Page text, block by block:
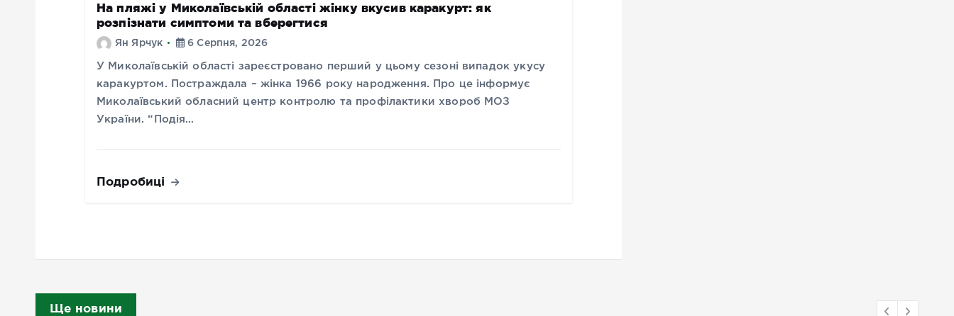
На пляжі у Миколаївській області жінку вкусив каракурт: як
розпізнати симптоми та вберегтися
Ян Ярчук 6 Серпня, 2026
У Миколаївській області зареєстровано перший у цьому сезоні випадок укусу
каракуртом. Постраждала – жінка 1966 року народження. Про це інформує
Миколаївський обласний центр контролю та профілактики хвороб МОЗ
України. “Подія…
Подробиці
Ще новини